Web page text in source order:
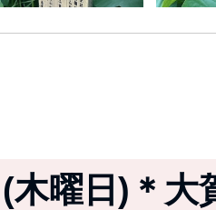
木曜日)＊大